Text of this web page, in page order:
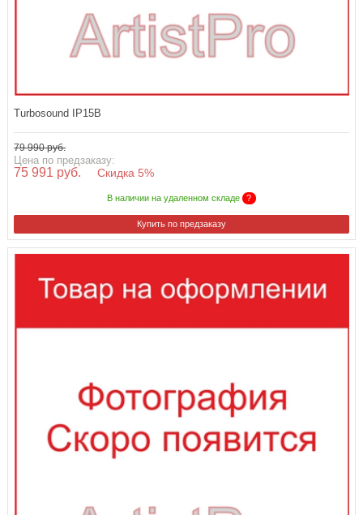
Turbosound IP15B
79 990 руб.
Цена по предзаказу:
75 991 руб. Скидка 5%
В наличии на удаленном складе ?
Купить по предзаказу